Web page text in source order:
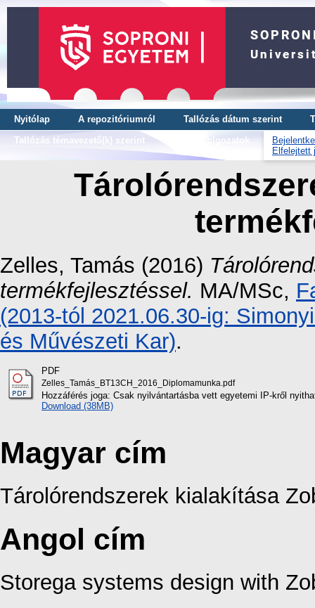
Nyitólap A repozitóriumról Tallózás dátum szerint
Tallózás témavezető(k) szerint
OTDK dolgozatok
Elfelejtett
Zelles, Tamás (2016)
termékfejlesztéssel. MA/MSc,
(2013-tól 2021.06.30-ig:
és Művészeti Kar).
PDF
Zelles_Tamás_BT13CH_2016_Diplomamunka.pdf
Hozzáférés joga: Csak nyilvántartásba vett egyetemi IP-kről
Download (38MB)
Magyar cím
Tárolórendszerek kialakítása
Angol cím
Storega systems design with